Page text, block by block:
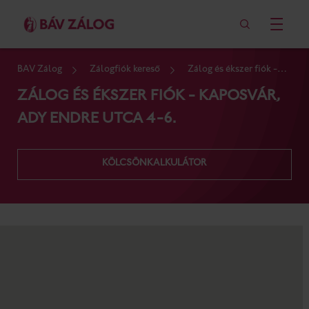
BÁV Zálog Zálogfiók kereső
Zálog és ékszer fiók -
ZÁLOG ÉS ÉKSZER FIÓK - KAPOSVÁR,
ADY ENDRE UTCA 4-6.
KÖLCSÖNKALKULÁTOR